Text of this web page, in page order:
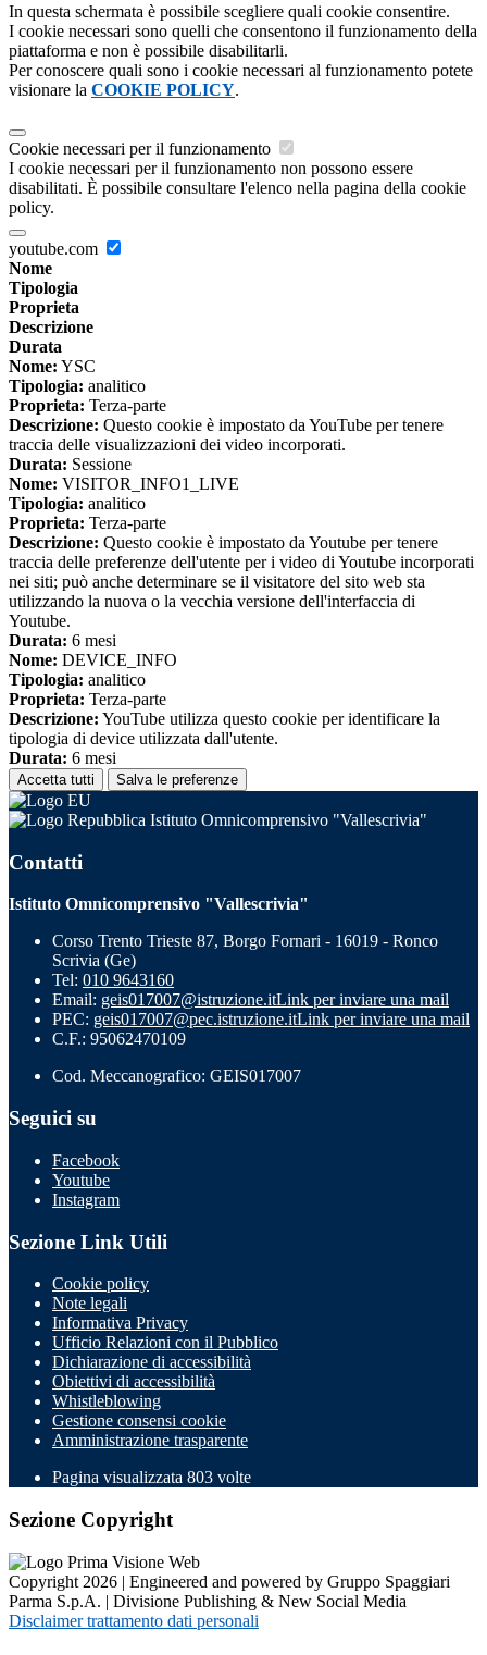
In questa schermata è possibile scegliere quali cookie consentire.
I cookie necessari sono quelli che consentono il funzionamento della
piattaforma e non è possibile disabilitarli.
Per conoscere quali sono i cookie necessari al funzionamento potete
visionare la COOKIE POLICY.
Cookie necessari per il funzionamento
I cookie necessari per il funzionamento non possono essere
disabilitati. È possibile consultare l'elenco nella pagina della cookie
policy.
youtube.com
Nome
Tipologia
Proprieta
Descrizione
Durata
Nome: YSC
Tipologia: analitico
Proprieta: Terza-parte
Descrizione: Questo cookie è impostato da YouTube per tenere
traccia delle visualizzazioni dei video incorporati.
Durata: Sessione
Nome: VISITOR_INFO1_LIVE
Tipologia: analitico
Proprieta: Terza-parte
Descrizione: Questo cookie è impostato da Youtube per tenere
traccia delle preferenze dell'utente per i video di Youtube incorporati
nei siti; può anche determinare se il visitatore del sito web sta
utilizzando la nuova o la vecchia versione dell'interfaccia di
Youtube.
Durata: 6 mesi
Nome: DEVICE_INFO
Tipologia: analitico
Proprieta: Terza-parte
Descrizione: YouTube utilizza questo cookie per identificare la
tipologia di device utilizzata dall'utente.
Durata: 6 mesi
Accetta tutti Salva le preferenze
Istituto Omnicomprensivo "Vallescrivia"
Contatti
Istituto Omnicomprensivo "Vallescrivia"
Corso Trento Trieste 87, Borgo Fornari - 16019 - Ronco
Scrivia (Ge)
Tel: 010 9643160
Email: geis017007@istruzione.itLink per inviare una mail
PEC: geis017007@pec.istruzione.itLink per inviare una mail
C.F.: 95062470109
Cod. Meccanografico: GEIS017007
Seguici su
Facebook
Youtube
Instagram
Sezione Link Utili
Cookie policy
Note legali
Informativa Privacy
Ufficio Relazioni con il Pubblico
Dichiarazione di accessibilità
Obiettivi di accessibilità
Whistleblowing
Gestione consensi cookie
Amministrazione trasparente
Pagina visualizzata 803 volte
Sezione Copyright
Copyright 2026 | Engineered and powered by Gruppo Spaggiari
Parma S.p.A. | Divisione Publishing & New Social Media
Disclaimer trattamento dati personali